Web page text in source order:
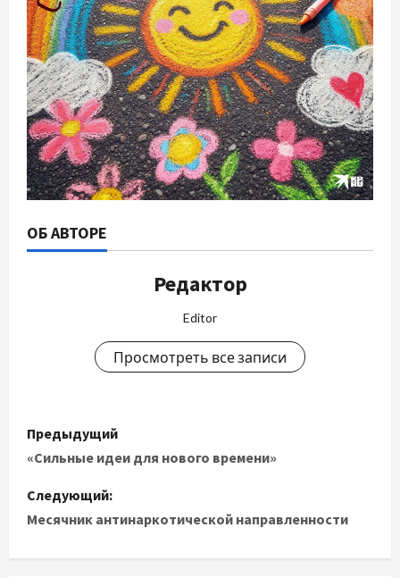
ОБ АВТОРЕ
Редактор
Editor
Просмотреть все записи
Н
а
в
Предыдущий
«Сильные идеи для нового времени»
Следующий:
Месячник антинаркотической направленности